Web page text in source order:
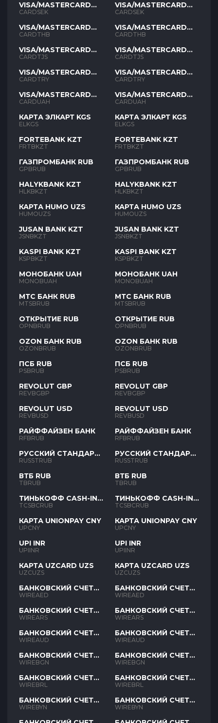
VISA/MASTERCARD
SEK
CARDSEK
VISA/MASTERCARD
THB
CARDTHB
VISA/MASTERCARD
TJS
CARDTJS
VISA/MASTERCARD
TYR
CARDTRY
VISA/MASTERCARD
UAH
CARDUAH
КАРТА ЭЛКАРТ KGS
ELKGS
FORTEBANK KZT
FRTBKZT
ГАЗПРОМБАНК RUB
GPBRUB
HALYKBANK KZT
HLKBKZT
КАРТА HUMO UZS
HUMOUZS
JUSAN BANK KZT
JSNBKZT
KASPI BANK KZT
KSPBKZT
МОНОБАНК UAH
MONOBUAH
МТС БАНК RUB
MTSBRUB
ОТКРЫТИЕ RUB
OPNBRUB
OZON БАНК RUB
OZONBRUB
ПСБ RUB
PSBRUB
REVOLUT GBP
REVBGBP
REVOLUT USD
REVBUSD
РАЙФФАЙЗЕН БАНК
RFBRUB
РУССКИЙ СТАНДАРТ
RUB
RUSSTRUB
ВТБ RUB
TBRUB
ТИНЬКОФФ CASH-IN
RUB
TCSBCRUB
КАРТА UNIONPAY CNY
UPCNY
UPI INR
UPIINR
КАРТА UZCARD UZS
UZCUZS
БАНКОВСКИЙ СЧЕТ
AED
WIREAED
БАНКОВСКИЙ СЧЕТ
ARS
WIREARS
БАНКОВСКИЙ СЧЕТ
AUD
WIREAUD
БАНКОВСКИЙ СЧЕТ
BGN
WIREBGN
БАНКОВСКИЙ СЧЕТ
BRL
WIREBRL
БАНКОВСКИЙ СЧЕТ
BYN
WIREBYN
VISA/MASTERCARD
SEK
CARDSEK
VISA/MASTERCARD
THB
CARDTHB
VISA/MASTERCARD
TJS
CARDTJS
VISA/MASTERCARD
TYR
CARDTRY
VISA/MASTERCARD
UAH
CARDUAH
КАРТА ЭЛКАРТ KGS
ELKGS
FORTEBANK KZT
FRTBKZT
ГАЗПРОМБАНК RUB
GPBRUB
HALYKBANK KZT
HLKBKZT
КАРТА HUMO UZS
HUMOUZS
JUSAN BANK KZT
JSNBKZT
KASPI BANK KZT
KSPBKZT
МОНОБАНК UAH
MONOBUAH
МТС БАНК RUB
MTSBRUB
ОТКРЫТИЕ RUB
OPNBRUB
OZON БАНК RUB
OZONBRUB
ПСБ RUB
PSBRUB
REVOLUT GBP
REVBGBP
REVOLUT USD
REVBUSD
РАЙФФАЙЗЕН БАНК
RFBRUB
РУССКИЙ СТАНДАРТ
RUB
RUSSTRUB
ВТБ RUB
TBRUB
ТИНЬКОФФ CASH-IN
RUB
TCSBCRUB
КАРТА UNIONPAY CNY
UPCNY
UPI INR
UPIINR
КАРТА UZCARD UZS
UZCUZS
БАНКОВСКИЙ СЧЕТ
AED
WIREAED
БАНКОВСКИЙ СЧЕТ
ARS
WIREARS
БАНКОВСКИЙ СЧЕТ
AUD
WIREAUD
БАНКОВСКИЙ СЧЕТ
BGN
WIREBGN
БАНКОВСКИЙ СЧЕТ
BRL
WIREBRL
БАНКОВСКИЙ СЧЕТ
BYN
WIREBYN